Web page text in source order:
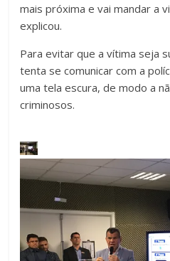
mais próxima e vai mandar a
explicou.
Para evitar que a vítima seja
tenta se comunicar com a
uma tela escura, de modo a
criminosos.